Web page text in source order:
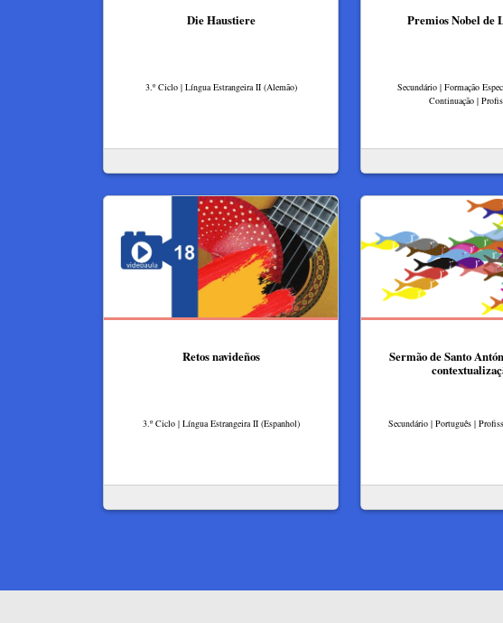
Die Haustiere
3.º Ciclo | Língua Estrangeira II (Alemão)
Premios Nobel de
Secundário | Formação
Continuação |
Retos navideños
3.º Ciclo | Língua Estrangeira II (Espanhol)
Sermão de Santo
Secundário | Português |